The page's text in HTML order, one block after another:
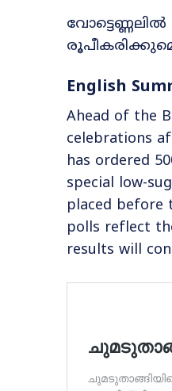
English
Ahead of the
celebrations
has ordered
special low-
placed before
polls reflect
results will